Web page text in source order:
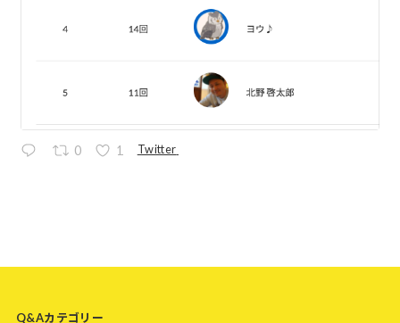
0 1 Twitter
Q&Aカテゴリー